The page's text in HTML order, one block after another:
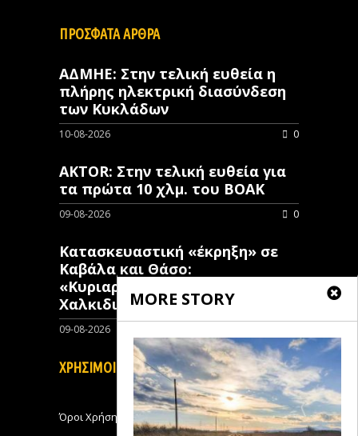
MORE STORY
ΠΡΟΣΦΑΤΑ ΑΡΘΡΑ
ΑΔΜΗΕ: Στην τελική ευθεία η
πλήρης ηλεκτρική διασύνδεση
των Κυκλάδων
10-08-2026 0
AKTOR: Στην τελική ευθεία για
τα πρώτα 10 χλμ. του ΒΟΑΚ
09-08-2026 0
Κατασκευαστική «έκρηξη» σε
Καβάλα και Θάσο:
«Κυριαρχούν» έναντι της
Χαλκιδικής στην ανοικοδόμηση
09-08-2026
ΧΡΗΣΙΜΟΙ ΣΥΝΔΕΣΜΟΙ
Όροι Χρήσης